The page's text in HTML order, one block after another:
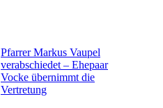
Pfarrer Markus Vaupel
verabschiedet – Ehepaar
Vocke übernimmt die
Vertretung